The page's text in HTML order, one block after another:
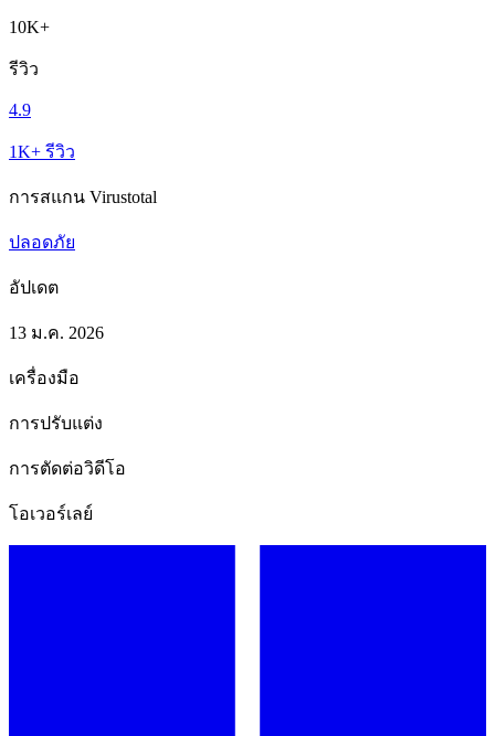
10K+
รีวิว
4.9
1K+ รีวิว
การสแกน Virustotal
ปลอดภัย
อัปเดต
13 ม.ค. 2026
เครื่องมือ
การปรับแต่ง
การตัดต่อวิดีโอ
โอเวอร์เลย์